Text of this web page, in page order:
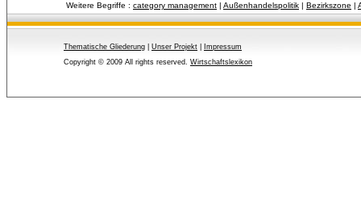
Weitere Begriffe : category management | Außenhandelspolitik | Bezirkszone |
Thematische Gliederung Unser Projekt
Impressum
Copyright © 2009 All rights reserved. Wirtschaftslexikon